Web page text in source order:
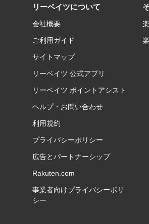
リーベイツについて
会社概要
ご利用ガイド
サイトマップ
リーベイツ 公式アプリ
リーベイツ ポイントアシスト
ヘルプ・お問い合わせ
利用規約
プライバシーポリシー
広告とパートナーシップ
Rakuten.com
事業者向けプライバシーポリ
シー